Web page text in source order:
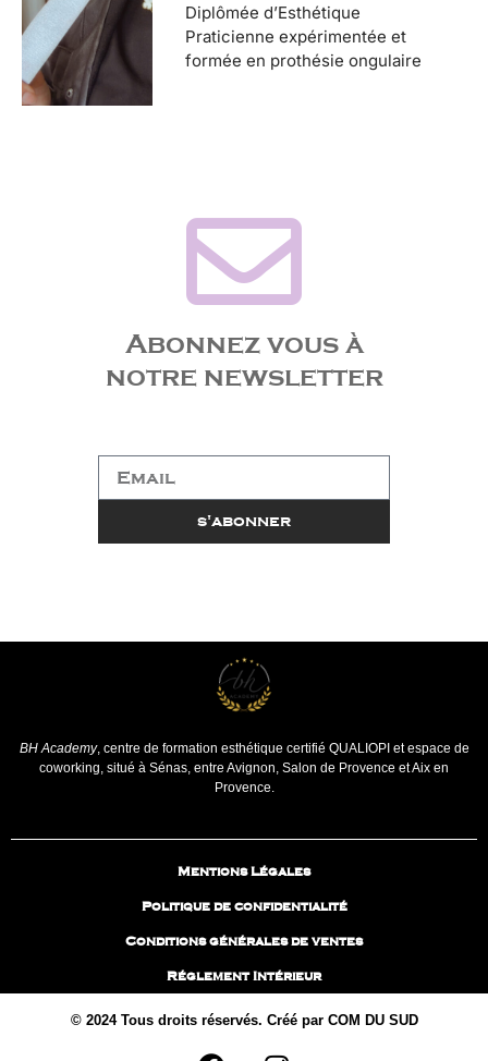
Diplômée d’Esthétique
Praticienne expérimentée et
formée en prothésie ongulaire
Abonnez vous à
notre newsletter​
s'abonner
BH Academy, centre de formation esthétique certifié QUALIOPI et espace de
coworking, situé à Sénas, entre Avignon, Salon de Provence et Aix en
Provence.
Mentions Légales
Politique de confidentialité
Conditions générales de ventes
Réglement Intérieur
© 2024 Tous droits réservés. Créé par COM DU SUD